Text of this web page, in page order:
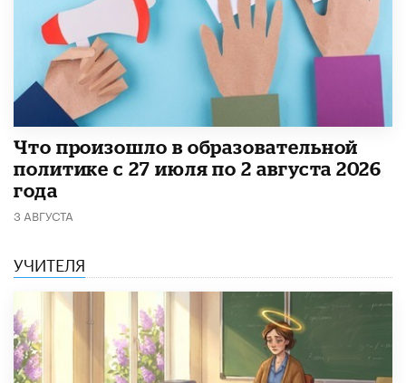
​Что произошло в образовательной
политике с 27 июля по 2 августа 2026
года
3 АВГУСТА
УЧИТЕЛЯ